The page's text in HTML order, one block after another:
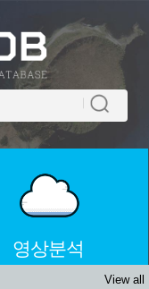
영상분석
View all